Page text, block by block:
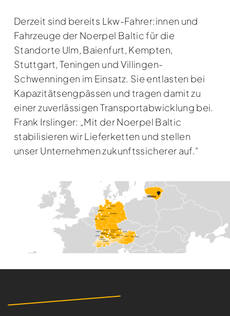
Derzeit sind bereits Lkw-Fahrer:innen und
Fahrzeuge der Noerpel Baltic für die
Standorte Ulm, Baienfurt, Kempten,
Stuttgart, Teningen und Villingen-
Schwenningen im Einsatz. Sie entlasten bei
Kapazitätsengpässen und tragen damit zu
einer zuverlässigen Transportabwicklung bei.
Frank Irslinger: „Mit der Noerpel Baltic
stabilisieren wir Lieferketten und stellen
unser Unternehmen zukunftssicherer auf.“